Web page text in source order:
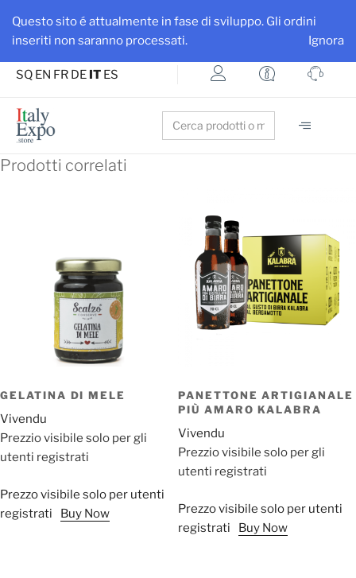
Questo sito é attualmente in fase di sviluppo. Gli ordini
inseriti non saranno processati.
Ignora
Ottieni maggiore visibilità per la tua azienda e i tuoi prodotti
Iscriviti su ItalyExpo
SQ EN FR DE IT ES
Search
for:
Prodotti correlati
GELATINA DI MELE
Vivendu
Prezzio visibile solo per gli
utenti registrati
Prezzo visibile solo per utenti
registrati
Buy Now
PANETTONE ARTIGIANALE
PIÙ AMARO KALABRA
Vivendu
Prezzio visibile solo per gli
utenti registrati
Prezzo visibile solo per utenti
registrati
Buy Now